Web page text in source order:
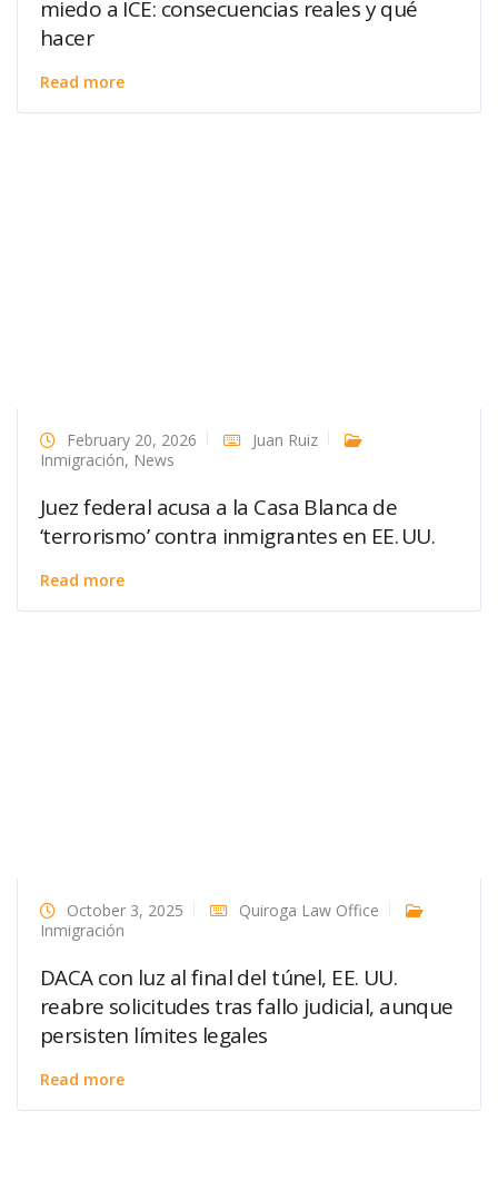
miedo a ICE: consecuencias reales y qué
hacer
Read more
February 20, 2026
Juan Ruiz
Inmigración, News
Juez federal acusa a la Casa Blanca de
‘terrorismo’ contra inmigrantes en EE. UU.
Read more
October 3, 2025
Quiroga Law Office
Inmigración
DACA con luz al final del túnel, EE. UU.
reabre solicitudes tras fallo judicial, aunque
persisten límites legales
Read more